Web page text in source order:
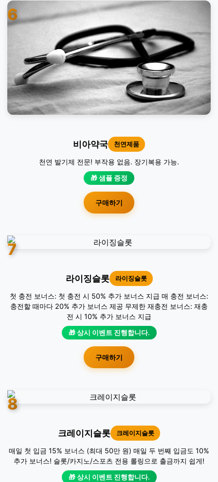
6
비아약국 천연제품
천연 발기제 전문! 부작용 없음. 장기복용 가능.
🎁 샘플 증정
구매하기
7
라이징슬롯 라이징슬롯
첫 충전 보너스: 첫 충전 시 50% 추가 보너스 지급 매 충전 보너스:
충전할 때마다 20% 추가 보너스 제공 무제한 재충전 보너스: 재충
전 시 10% 추가 보너스 지급
🎁 상시 이벤트 진행합니다.
구매하기
8
크레이지슬롯 크레이지슬롯
매일 첫 입금 15% 보너스 (최대 50만 원) 매일 두 번째 입금도 10%
추가 보너스! 슬롯/카지노/스포츠 전용 롤링으로 출금까지 쉽게!
🎁 상시 이벤트 진행합니다.